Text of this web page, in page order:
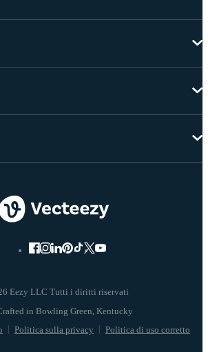
Eezy LLC Tutti i diritti riservati
Politica sulla privacy Politica di uso corretto